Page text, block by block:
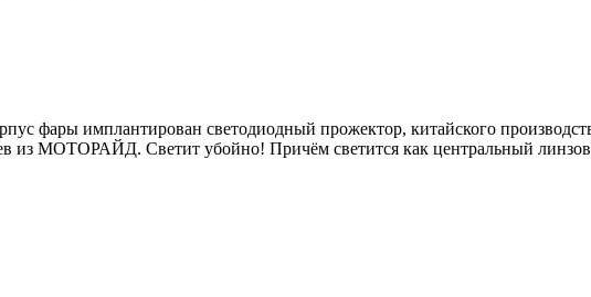
фары имплантирован светодиодный прожектор, китайского
из МОТОРАЙД. Светит убойно! Причём светится как центральный